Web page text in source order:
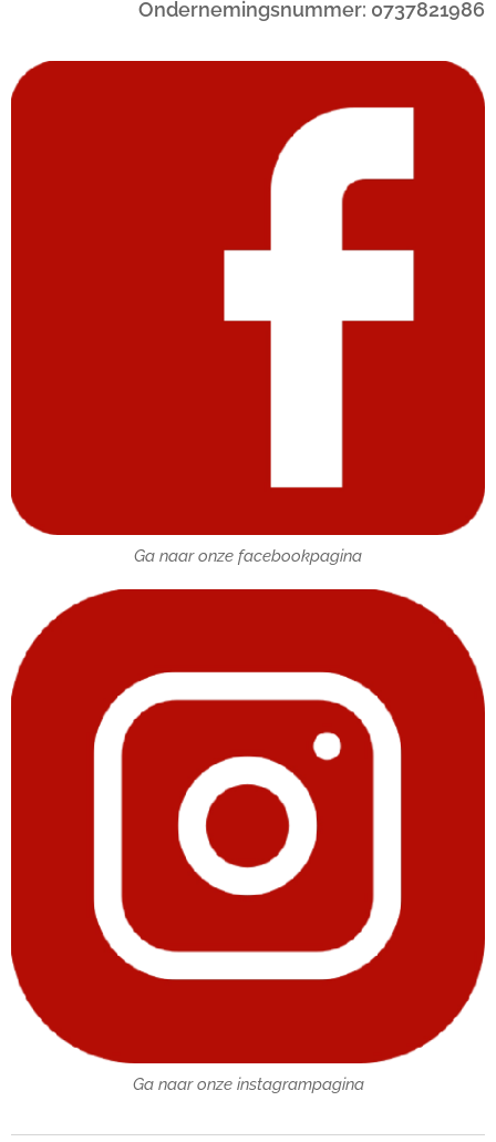
Ondernemingsnummer: 0737821986
Ga naar onze facebookpagina
Ga naar onze instagrampagina